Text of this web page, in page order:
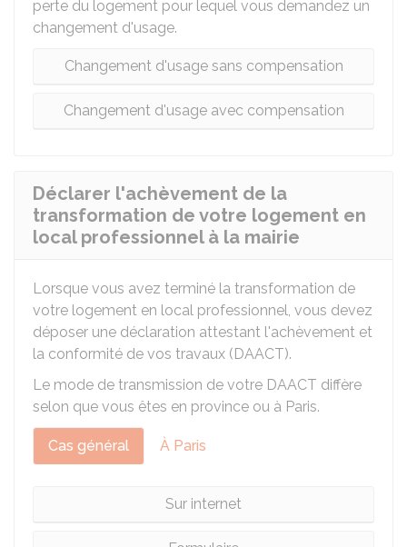
perte du logement pour lequel vous demandez un
changement d'usage.
Changement d'usage sans compensation
Changement d'usage avec compensation
Déclarer l'achèvement de la
transformation de votre logement en
local professionnel à la mairie
Lorsque vous avez terminé la transformation de
votre logement en local professionnel, vous devez
déposer une déclaration attestant l'achèvement et
la conformité de vos travaux (DAACT).
Le mode de transmission de votre DAACT diffère
selon que vous êtes en province ou à Paris.
Cas général À Paris
Sur internet